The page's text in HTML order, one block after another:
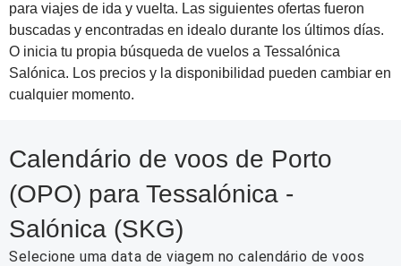
para viajes de ida y vuelta. Las siguientes ofertas fueron
buscadas y encontradas en idealo durante los últimos días.
O inicia tu propia búsqueda de vuelos a Tessalónica
Salónica. Los precios y la disponibilidad pueden cambiar en
cualquier momento.
Calendário de voos de Porto
(OPO) para Tessalónica -
Salónica (SKG)
Selecione uma data de viagem no calendário de voos